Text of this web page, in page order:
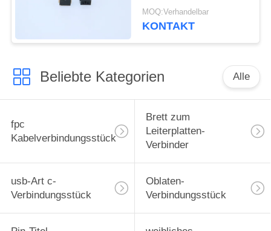
männlichen Art
Neigung 4.0mm 5001-
MOQ:Verhandelbar
KONTAKT
Beliebte Kategorien Alle
fpc
Kabelverbindungsstück
Brett zum
Leiterplatten-
Verbinder
usb-Art c-
Verbindungsstück
Oblaten-
Verbindungsstück